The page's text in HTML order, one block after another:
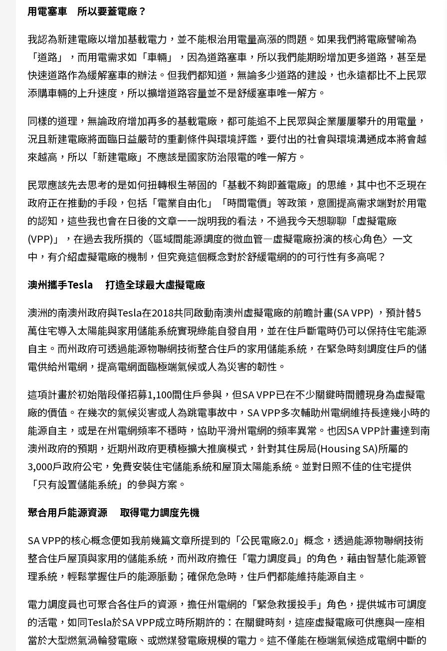
用電塞車 所以要蓋電廠？
我認為新建電廠以增加基載電力，並不能根治用電量高漲的問題。如果我們將電廠譬喻為
「道路」，而用電需求如「車輛」，因為道路塞車，所以我們能期盼增加更多道路，甚至是
快速道路作為緩解塞車的辦法。但我們都知道，無論多少道路的建設，也永遠都比不上民眾
添購車輛的上升速度，所以擴增道路容量並不是舒緩塞車唯一解方。
同樣的道理，無論政府增加再多的基載電廠，都可能追不上民眾與企業屢屢攀升的用電量，
況且新建電廠將面臨日益嚴苛的重劃條件與環境評鑑，要付出的社會與環境溝通成本將會越
來越高，所以「新建電廠」不應該是國家防治限電的唯一解方。
民眾應該先去思考的是如何扭轉根生蒂固的「基載不夠即蓋電廠」的思維，其中也不乏現在
政府正在推動的手段，包括「電業自由化」「時間電價」等政策，意圖提高需求端對於用電
的認知，這些我也會在日後的文章一一說明我的看法，不過我今天想聊聊「虛擬電廠
(VPP)」，在過去我所撰的〈區域間能源調度的微血管—虛擬電廠扮演的核心角色〉一文
中，有介紹虛擬電廠的機制，但究竟這個概念對於舒緩電網的的可行性有多高呢？
澳州攜手Tesla 打造全球最大虛擬電廠
澳洲的南澳州政府與Tesla在2018共同啟動南澳州虛擬電廠的前瞻計畫(SA VPP) ，預計替5
萬住宅導入太陽能與家用儲能系統實現綠能自發自用，並在住戶斷電時仍可以保持住宅能源
自主。而州政府可透過能源物聯網技術整合住戶的家用儲能系統，在緊急時刻調度住戶的儲
電供給州電網，提高電網面臨極端氣候或人為災害的韌性。
這項計畫於初始階段僅招募1,100間住戶參與，但SA VPP已在不少關鍵時間體現身為虛擬電
廠的價值。在幾次的氣候災害或人為跳電事故中，SA VPP多次輔助州電網維持長達幾小時的
能源自主，或是在州電網頻率不穩時，協助平滑州電網的頻率異常。也因SA VPP計畫達到南
澳州政府的預期，近期州政府更積極擴大推廣模式，針對其住房局(Housing SA)所屬的
3,000戶政府公宅，免費安裝住宅儲能系統和屋頂太陽能系統。並對日照不佳的住宅提供
「只有設置儲能系統」的參與方案。
聚合用戶能源資源 取得電力調度先機
SA VPP的核心概念便如我前幾篇文章所提到的「公民電廠2.0」概念，透過能源物聯網技術
整合住戶屋頂與家用的儲能系統，而州政府擔任「電力調度員」的角色，藉由智慧化能源管
理系統，輕鬆掌握住戶的能源脈動；確保危急時，住戶們都能維持能源自主。
電力調度員也可聚合各住戶的資源，擔任州電網的「緊急救援投手」角色，提供城市可調度
的活電，如同Tesla於SA VPP成立時所期許的：在關鍵時刻，這座虛擬電廠可供應與一座相
當於大型燃氣渦輪發電廠、或燃煤發電廠規模的電力。這不僅能在極端氣候造成電網中斷的